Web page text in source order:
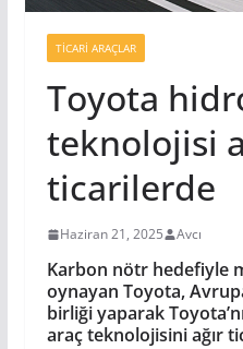
TICARI ARAÇLAR
Toyota
teknolojisi
ticarilerde
Haziran 21, 2025 Avcı
Karbon nötr hedefiyle
oynayan Toyota,
birliği yaparak
araç teknolojisini ağır